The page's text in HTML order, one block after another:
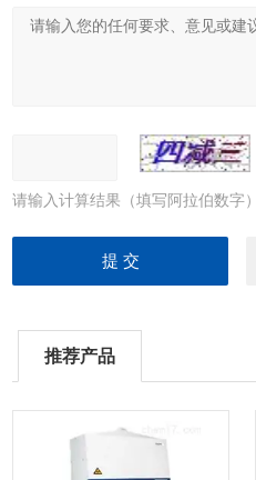
请输入计算结果（填写阿拉伯数字
推荐产品